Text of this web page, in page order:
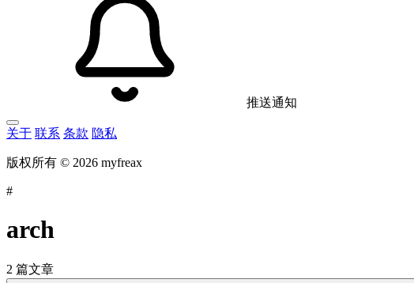
推送通知
关于 联系 条款 隐私
版权所有 © 2026 myfreax
#
arch
2 篇文章